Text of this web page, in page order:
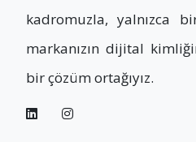
kadromuzla, yalnızca
markanızın dijital
bir çözüm ortağıyız.